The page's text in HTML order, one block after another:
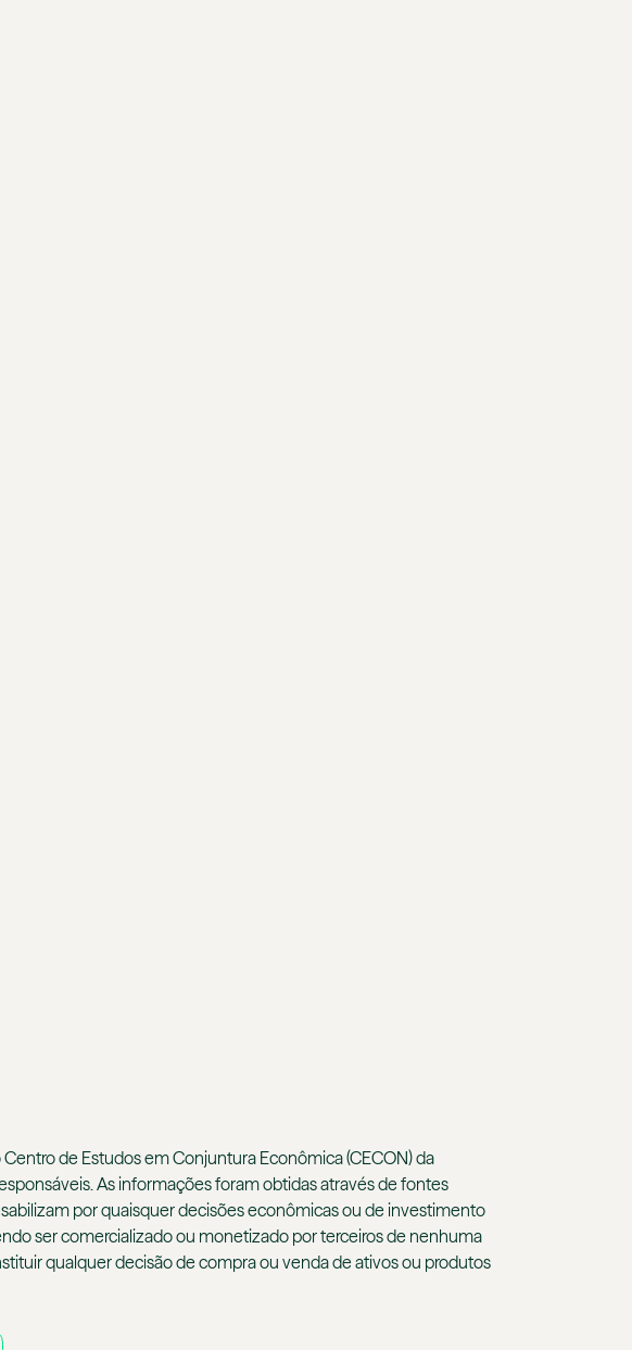
de Estudos em Conjuntura Econômica (CECON) da
As informações foram obtidas através de fontes
por quaisquer decisões econômicas ou de investimento
ser comercializado ou monetizado por terceiros de nenhuma
qualquer decisão de compra ou venda de ativos ou produtos